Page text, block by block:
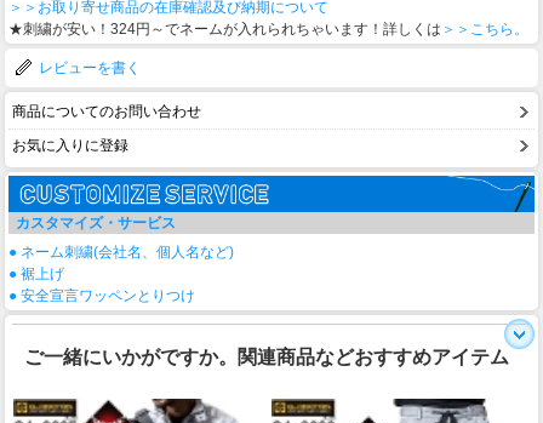
＞＞お取り寄せ商品の在庫確認及び納期について
★刺繍が安い！324円～でネームが入れられちゃいます！詳しくは ＞＞こちら。
レビューを書く
商品についてのお問い合わせ
お気に入りに登録
カスタマイズ・サービス
● ネーム刺繍(会社名、個人名など)
● 裾上げ
● 安全宣言ワッペンとりつけ
ご一緒にいかがですか。関連商品などおすすめアイテム